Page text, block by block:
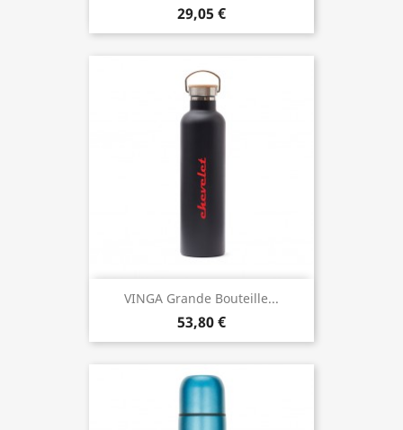
29,05 €
VINGA Grande Bouteille...
53,80 €